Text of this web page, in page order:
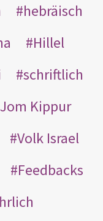
hebräisch
Hillel
schriftlich
Jom Kippur
Volk Israel
Feedbacks